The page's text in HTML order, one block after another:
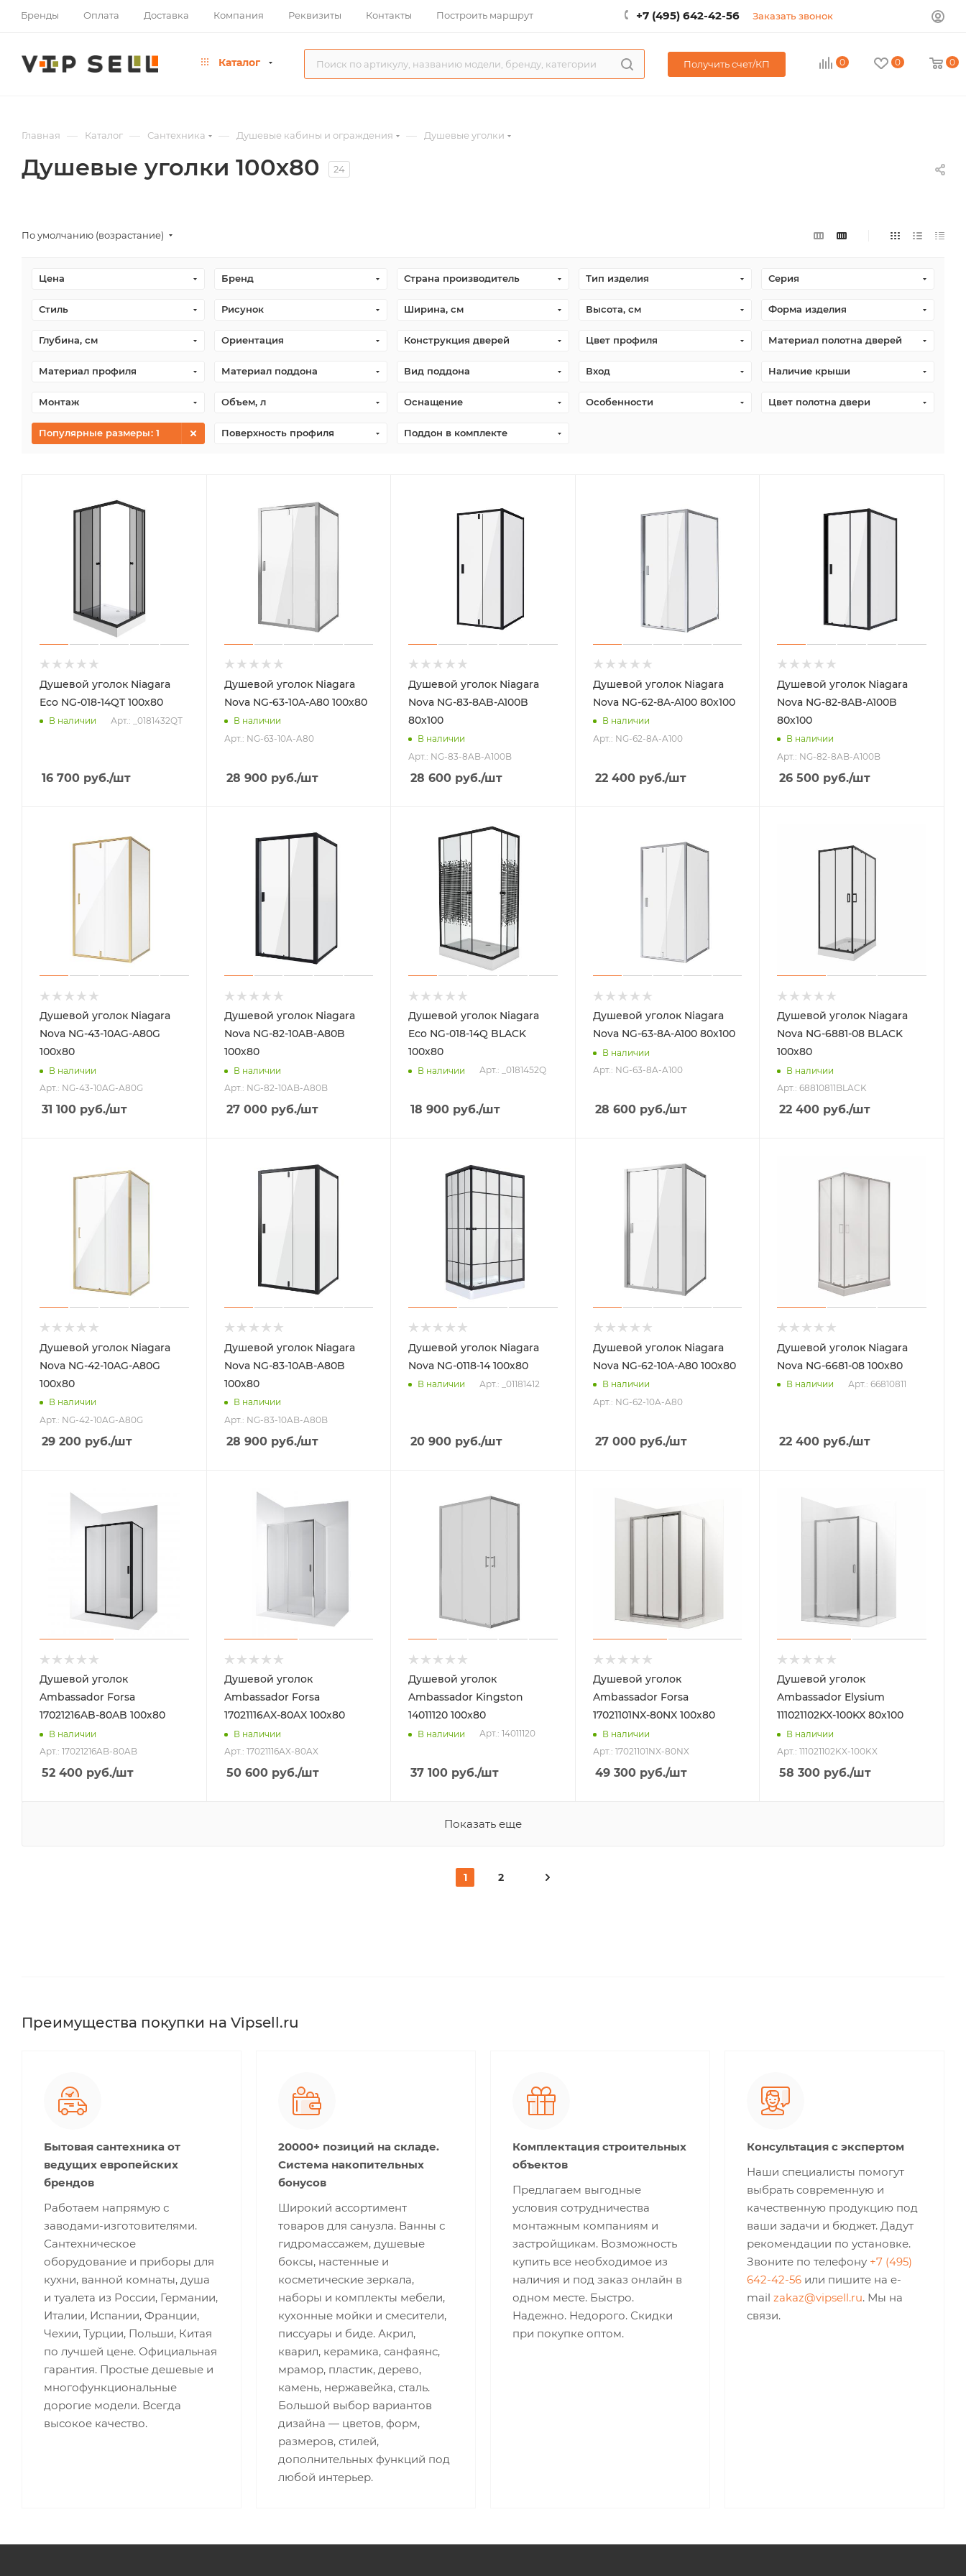
Бренды Оплата Доставка Компания Реквизиты Контакты Построить маршрут +7 (495) 642-42-56 Заказать звонок
Каталог Получить счет/КП 0 0 0
Главная — Каталог — Сантехника — Душевые кабины и ограждения — Душевые уголки
Душевые уголки 100х80 24
По умолчанию (возрастание)
Цена Бренд Страна производитель Тип изделия Серия
Стиль Рисунок Ширина, см Высота, см Форма изделия
Глубина, см Ориентация Конструкция дверей Цвет профиля Материал полотна дверей
Материал профиля Материал поддона Вид поддона Вход Наличие крыши
Монтаж Объем, л Оснащение Особенности Цвет полотна двери
Популярные размеры: 1 Поверхность профиля Поддон в комплекте
Душевой уголок Niagara
Eco NG-018-14QT 100х80
В наличии Арт.: _0181432QT
16 700 руб./шт
Душевой уголок Niagara
Nova NG-63-10A-A80 100х80
В наличии
Арт.: NG-63-10A-A80
28 900руб./шт
Душевой уголок Niagara
Nova NG-83-8AB-A100B
80х100
В наличии
Арт.: NG-83-8AB-A100B
28 600 руб./шт
Душевой уголок Niagara
Nova NG-62-8A-A100 80х100
В наличии
Арт.: NG-62-8A-A100
22 400руб./шт
Душевой уголок Niagara
Nova NG-82-8AB-A100B
80х100
В наличии
Арт.: NG-82-8AB-A100B
26 500 руб./шт
Душевой уголок Niagara
Nova NG-43-10AG-A80G
100х80
В наличии
Арт.: NG-43-10AG-A80G
31 100 руб./шт
Душевой уголок Niagara
Nova NG-82-10AB-A80B
100х80
В наличии
Арт.: NG-82-10AB-A80B
27 000руб./шт
Душевой уголок Niagara
Eco NG-018-14Q BLACK
100х80
В наличии Арт.: _0181452Q
18 900 руб./шт
Душевой уголок Niagara
Nova NG-63-8A-A100 80х100
В наличии
Арт.: NG-63-8A-A100
28 600руб./шт
Душевой уголок Niagara
Nova NG-6881-08 BLACK
100х80
В наличии
Арт.: 68810811BLACK
22 400 руб./шт
Душевой уголок Niagara
Nova NG-42-10AG-A80G
100х80
В наличии
Арт.: NG-42-10AG-A80G
29 200 руб./шт
Душевой уголок Niagara
Nova NG-83-10AB-A80B
100х80
В наличии
Арт.: NG-83-10AB-A80B
28 900руб./шт
Душевой уголок Niagara
Nova NG-0118-14 100х80
В наличии Арт.: _01181412
20 900 руб./шт
Душевой уголок Niagara
Nova NG-62-10A-A80 100х80
В наличии
Арт.: NG-62-10A-A80
27 000руб./шт
Душевой уголок Niagara
Nova NG-6681-08 100х80
В наличии Арт.: 66810811
22 400 руб./шт
Душевой уголок
Ambassador Forsa
17021216AB-80AB 100х80
В наличии
Арт.: 17021216AB-80AB
52 400 руб./шт
Душевой уголок
Ambassador Forsa
17021116AX-80AX 100х80
В наличии
Арт.: 17021116AX-80AX
50 600руб./шт
Душевой уголок
Ambassador Kingston
14011120 100x80
В наличии Арт.: 14011120
37 100 руб./шт
Душевой уголок
Ambassador Forsa
17021101NX-80NX 100x80
В наличии
Арт.: 17021101NX-80NX
49 300руб./шт
Душевой уголок
Ambassador Elysium
111021102KX-100KX 80х100
В наличии
Арт.: 111021102KX-100KX
58 300 руб./шт
Показать еще
1 2
Преимущества покупки на Vipsell.ru
Бытовая сантехника от
ведущих европейских
брендов
Работаем напрямую с
заводами-изготовителями.
Сантехническое
оборудование и приборы для
кухни, ванной комнаты, душа
и туалета из России, Германии,
Италии, Испании, Франции,
Чехии, Турции, Польши, Китая
по лучшей цене. Официальная
гарантия. Простые дешевые и
многофункциональные
дорогие модели. Всегда
высокое качество.
20000+ позиций на складе.
Система накопительных
бонусов
Широкий ассортимент
товаров для санузла. Ванны с
гидромассажем, душевые
боксы, настенные и
косметические зеркала,
наборы и комплекты мебели,
кухонные мойки и смесители,
писсуары и биде. Акрил,
кварил, керамика, санфаянс,
мрамор, пластик, дерево,
камень, нержавейка, сталь.
Большой выбор вариантов
дизайна — цветов, форм,
размеров, стилей,
дополнительных функций под
любой интерьер.
Комплектация строительных
объектов
Предлагаем выгодные
условия сотрудничества
монтажным компаниям и
застройщикам. Возможность
купить все необходимое из
наличия и под заказ онлайн в
одном месте. Быстро.
Надежно. Недорого. Скидки
при покупке оптом.
Консультация с экспертом
Наши специалисты помогут
выбрать современную и
качественную продукцию под
ваши задачи и бюджет. Дадут
рекомендации по установке.
Звоните по телефону +7 (495)
642-42-56 или пишите на e-
mail zakaz@vipsell.ru. Мы на
связи.